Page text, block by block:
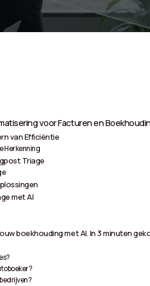
voor Facturen en
van Efficiëntie
Herkenning
Triage
met AI
boekhouding met AI. In 3 minuten